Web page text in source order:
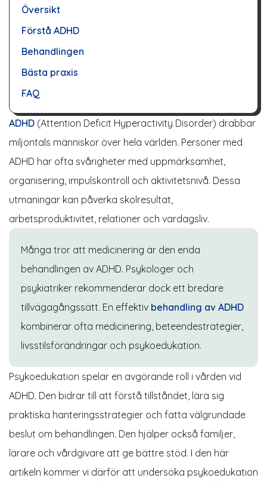
Översikt
Förstå ADHD
Behandlingen
Bästa praxis
FAQ
ADHD (Attention Deficit Hyperactivity Disorder) drabbar
miljontals människor över hela världen. Personer med
ADHD har ofta svårigheter med uppmärksamhet,
organisering, impulskontroll och aktivitetsnivå. Dessa
utmaningar kan påverka skolresultat,
arbetsproduktivitet, relationer och vardagsliv.
Många tror att medicinering är den enda
behandlingen av ADHD. Psykologer och
psykiatriker rekommenderar dock ett bredare
tillvägagångssätt. En effektiv behandling av ADHD
kombinerar ofta medicinering, beteendestrategier,
livsstilsförändringar och psykoedukation.
Psykoedukation spelar en avgörande roll i vården vid
ADHD. Den bidrar till att förstå tillståndet, lära sig
praktiska hanteringsstrategier och fatta välgrundade
beslut om behandlingen. Den hjälper också familjer,
lärare och vårdgivare att ge bättre stöd. I den här
artikeln kommer vi därför att undersöka psykoedukation